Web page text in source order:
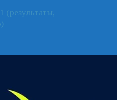
(результаты,